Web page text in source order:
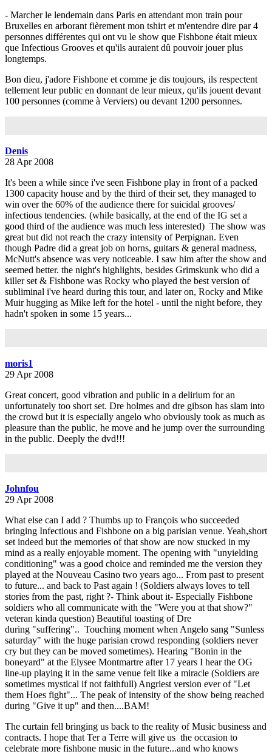
- Marcher le lendemain dans Paris en attendant mon train pour
Bruxelles en arborant fièrement mon tshirt et m'entendre dire par 4
personnes différentes qui ont vu le show que Fishbone était mieux
que Infectious Grooves et qu'ils auraient dû pouvoir jouer plus
longtemps.
Bon dieu, j'adore Fishbone et comme je dis toujours, ils respectent
tellement leur public en donnant de leur mieux, qu'ils jouent devant
100 personnes (comme à Verviers) ou devant 1200 personnes.
Denis
28 Apr 2008
It's been a while since i've seen Fishbone play in front of a packed
1300 capacity house and by the third of their set, they managed to
win over the 60% of the audience there for suicidal grooves/
infectious tendencies. (while basically, at the end of the IG set a
good third of the audience was much less interested) The show was
great but did not reach the crazy intensity of Perpignan. Even
though Padre did a great job on horns, guitars & general madness,
McNutt's absence was very noticeable. I saw him after the show and
seemed better. the night's highlights, besides Grimskunk who did a
killer set & Fishbone was Rocky who played the best version of
subliminal i've heard during this tour, and later on, Rocky and Mike
Muir hugging as Mike left for the hotel - until the night before, they
hadn't spoken in some 15 years...
moris1
29 Apr 2008
Great concert, good vibration and public in a delirium for an
unfortunately too short set. Dre holmes and dre gibson has slam into
the crowd but it is especially angelo who obviously took as much as
pleasure than the public, he move and he jump over the surrounding
in the public. Deeply the dvd!!!
Johnfou
29 Apr 2008
What else can I add ? Thumbs up to François who succeeded
bringing Infectious and Fishbone on a big parisian venue. Yeah,short
set indeed but the memories of that show are now stucked in my
mind as a really enjoyable moment. The opening with "unyielding
conditioning" was a good choice and reminded me the version they
played at the Nouveau Casino two years ago... From past to present
to future... and back to Past again ! (Soldiers always loves to tell
stories from the past, right ?- Think about it- Especially Fishbone
soldiers who all communicate with the "Were you at that show?"
veteran kinda question) Beautiful toasting of Dre
during "suffering".. Touching moment when Angelo sang "Sunless
saturday" with the huge parisian crowd responding (soldiers never
cry but they can be moved sometimes). Hearing "Bonin in the
boneyard" at the Elysee Montmartre after 17 years I hear the OG
line-up playing it in the same venue felt like a miracle (Soldiers are
sometimes mystical if not faithfull) Angriest version ever of "Let
them Hoes fight"... The peak of intensity of the show being reached
during "Give it up" and then....BAM!
The curtain fell bringing us back to the reality of Music business and
contracts. I hope that Ter a Terre will give us the occasion to
celebrate more fishbone music in the future...and who knows